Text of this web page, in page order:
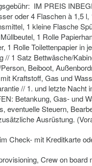
IM PREIS
oder 4 Flaschen à 1,5 l,
1 kleine Flasche
1 Rolle
1 Rolle Toilettenpapier in
// 1 Satz Bettwäsche/
Beiboot,
Kraftstoff, Gas und
// 1. und letzte Nacht
Betankung, Gas- und
eventuelle Steuern,
Ausrüstung.
Check- mit Kreditkarte
Crew on board